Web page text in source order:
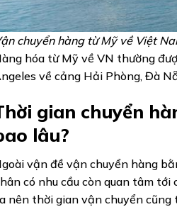
chuyển hàng từ Mỹ về Việt
hóa từ Mỹ về VN thường
về cảng Hải Phòng, Đà
gian chuyển
lâu?
vận đề vận chuyển hàng
có nhu cầu còn quan tâm
nên thời gian vận chuyển cũng